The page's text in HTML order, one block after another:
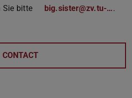
Sie bitte
big.sister@zv.tu-….
CONTACT